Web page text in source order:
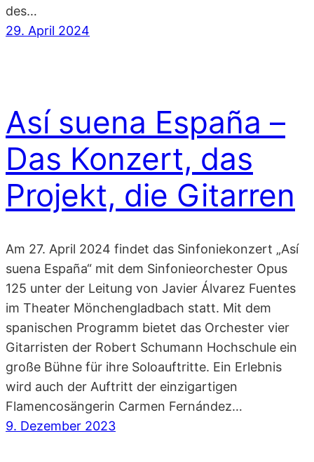
des…
29. April 2024
Así suena España –
Das Konzert, das
Projekt, die Gitarren
Am 27. April 2024 findet das Sinfoniekonzert „Así
suena España“ mit dem Sinfonieorchester Opus
125 unter der Leitung von Javier Álvarez Fuentes
im Theater Mönchengladbach statt. Mit dem
spanischen Programm bietet das Orchester vier
Gitarristen der Robert Schumann Hochschule ein
große Bühne für ihre Soloauftritte. Ein Erlebnis
wird auch der Auftritt der einzigartigen
Flamencosängerin Carmen Fernández…
9. Dezember 2023